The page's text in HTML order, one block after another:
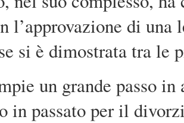
l’approvazione di una
si è dimostrata tra le
un grande passo
in passato per il